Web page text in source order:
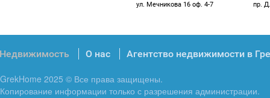
ул. Мечникова 16 оф. 4-7 пр.
Недвижимость О нас Агентство недвижимости в
GrekHome 2025 © Все права защищены.
Копирование информации только с разрешения администрации.